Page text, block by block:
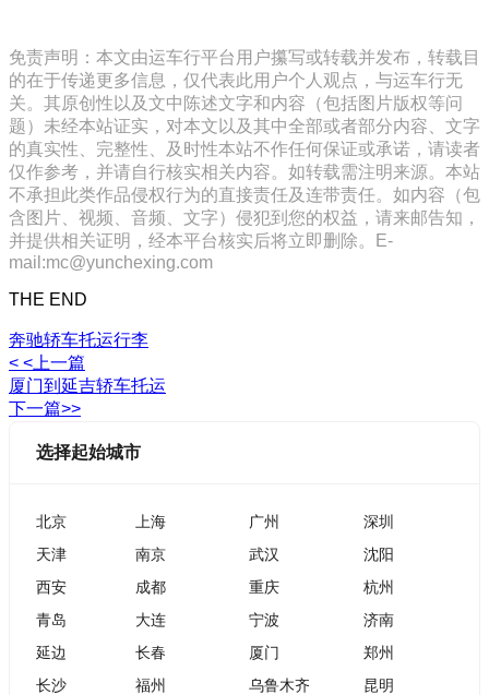
免责声明：本文由运车行平台用户攥写或转载并发布，转载目
的在于传递更多信息，仅代表此用户个人观点，与运车行无
关。其原创性以及文中陈述文字和内容（包括图片版权等问
题）未经本站证实，对本文以及其中全部或者部分内容、文字
的真实性、完整性、及时性本站不作任何保证或承诺，请读者
仅作参考，并请自行核实相关内容。如转载需注明来源。本站
不承担此类作品侵权行为的直接责任及连带责任。如内容（包
含图片、视频、音频、文字）侵犯到您的权益，请来邮告知，
并提供相关证明，经本平台核实后将立即删除。E-
mail:mc@yunchexing.com
THE END
奔驰轿车托运行李
< <上一篇
厦门到延吉轿车托运
下一篇>>
选择起始城市
北京 上海 广州
深圳
天津
南京 武汉
沈阳
西安
成都 重庆
杭州
青岛
大连 宁波
济南
延边
长春 厦门
郑州
长沙
福州 乌鲁木齐
昆明